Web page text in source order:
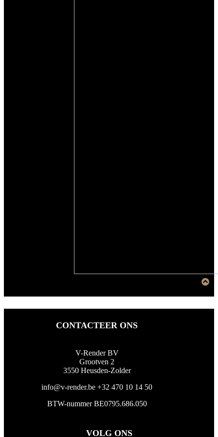
CONTACTEER ONS
V-Render BV
Grootven 2
3550 Heusden-Zolder
info@v-render.be +32 470 10 14 50
BTW-nummer BE0795.686.050
VOLG ONS